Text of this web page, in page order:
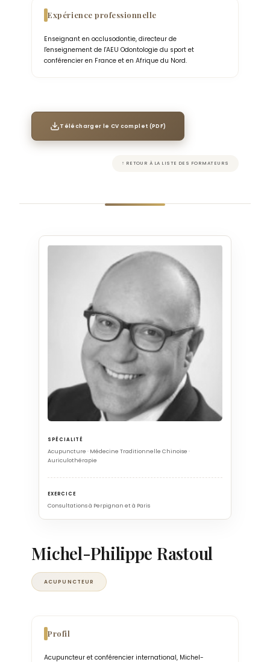
Expérience professionnelle
Enseignant en occlusodontie, directeur de
l'enseignement de l'AEU Odontologie du sport et
conférencier en France et en Afrique du Nord.
Télécharger le CV complet (PDF)
↑ RETOUR À LA LISTE DES FORMATEURS
SPÉCIALITÉ
Acupuncture · Médecine Traditionnelle Chinoise ·
Auriculothérapie
EXERCICE
Consultations à Perpignan et à Paris
Michel-Philippe Rastoul
ACUPUNCTEUR
Profil
Acupuncteur et conférencier international, Michel-